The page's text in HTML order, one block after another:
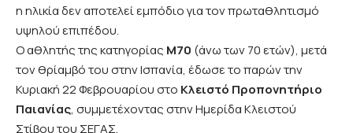
η ηλικία δεν αποτελεί εμπόδιο για τον πρωταθλητισμό
υψηλού επιπέδου.
Ο αθλητής της κατηγορίας M70 (άνω των 70 ετών), μετά
τον θρίαμβό του στην Ισπανία, έδωσε το παρών την
Κυριακή 22 Φεβρουαρίου στο Κλειστό Προπονητήριο
Παιανίας, συμμετέχοντας στην Ημερίδα Κλειστού
Στίβου του ΣΕΓΑΣ.